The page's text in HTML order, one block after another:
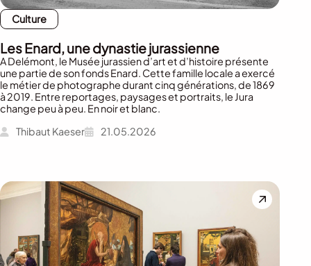
Culture
Les Enard, une dynastie jurassienne
A Delémont, le Musée jurassien d’art et d’histoire présente
une partie de son fonds Enard. Cette famille locale a exercé
le métier de photographe durant cinq générations, de 1869
à 2019. Entre reportages, paysages et portraits, le Jura
change peu à peu. En noir et blanc.
Thibaut Kaeser
21.05.2026